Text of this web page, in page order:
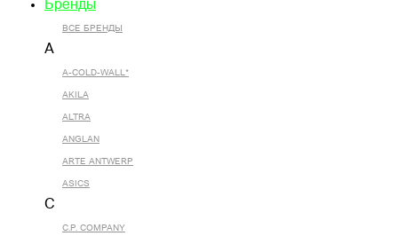
Бренды
ВСЕ БРЕНДЫ
A
A-COLD-WALL*
AKILA
ALTRA
ANGLAN
ARTE ANTWERP
ASICS
C
C.P. COMPANY